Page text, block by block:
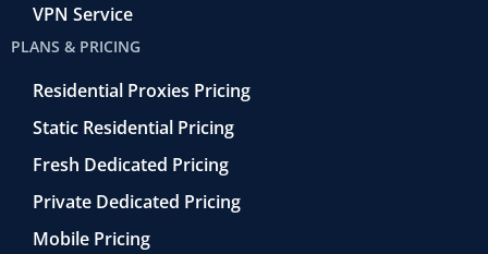
VPN Service
PLANS & PRICING
Residential Proxies Pricing
Static Residential Pricing
Fresh Dedicated Pricing
Private Dedicated Pricing
Mobile Pricing